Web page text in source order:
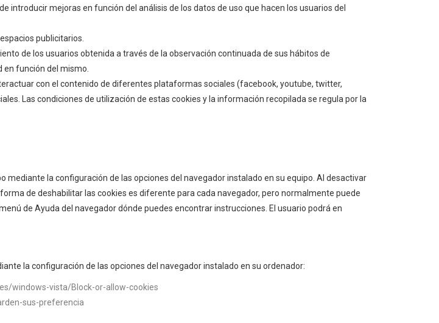
introducir mejoras en función del análisis de los datos de uso que hacen los usuarios del
publicitarios.
de los usuarios obtenida a través de la observación continuada de sus hábitos de
función del mismo.
con el contenido de diferentes plataformas sociales (facebook, youtube, twitter,
Las condiciones de utilización de estas cookies y la información recopilada se regula por la
la configuración de las opciones del navegador instalado en su equipo. Al desactivar
de deshabilitar las cookies es diferente para cada navegador, pero normalmente puede
de Ayuda del navegador dónde puedes encontrar instrucciones. El usuario podrá en
la configuración de las opciones del navegador instalado en su ordenador:
windows-vista/Block-or-allow-cookies
sus-preferencia